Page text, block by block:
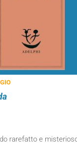
rarefatto e